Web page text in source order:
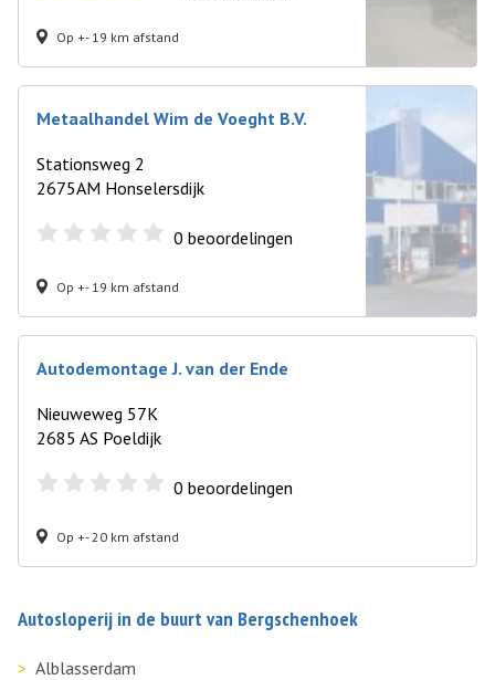
Op +- 19 km afstand
Metaalhandel Wim de Voeght B.V.
Stationsweg 2
2675AM Honselersdijk
0 beoordelingen
Op +- 19 km afstand
Autodemontage J. van der Ende
Nieuweweg 57K
2685 AS Poeldijk
0 beoordelingen
Op +- 20 km afstand
Autosloperij in de buurt van Bergschenhoek
Alblasserdam